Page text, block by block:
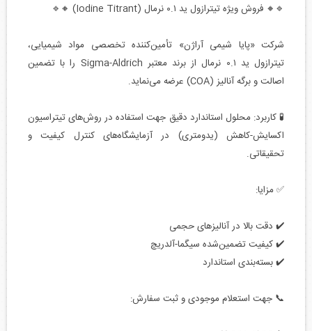
🔹🔸 فروش ویژه تیترازول ید ۰.۱ نرمال (Iodine Titrant) 🔸🔹
شرکت «پایا شیمی آراژن» تأمین‌کننده تخصصی مواد شیمیایی،
تیترازول ید ۰.۱ نرمال از برند معتبر Sigma-Aldrich را با تضمین
اصالت و برگه آنالیز (COA) عرضه می‌نماید.
🧪 کاربرد: محلول استاندارد دقیق جهت استفاده در روش‌های تیتراسیون
اکسایش-کاهش (یدومتری) در آزمایشگاه‌های کنترل کیفیت و
تحقیقاتی.
✅ مزایا:
✔️ دقت بالا در آنالیزهای حجمی
✔️ کیفیت تضمین‌شده سیگما-آلدریچ
✔️ بسته‌بندی استاندارد
📞 جهت استعلام موجودی و ثبت سفارش: